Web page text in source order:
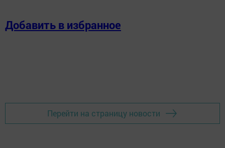
Добавить в избранное
Перейти на страницу новости